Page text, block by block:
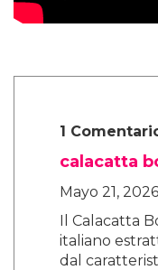
1
calacatta
Mayo 21,
Il Calacatta
italiano
dal